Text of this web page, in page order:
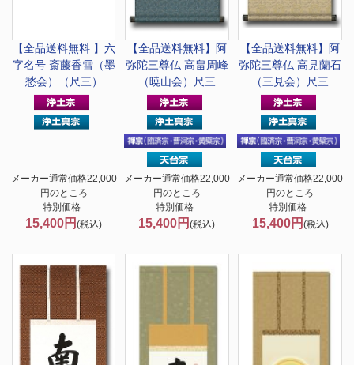
【全品送料無料 】 六
字名号 斎藤香雪（墨
愁会）（尺三）
メーカー通常価格22,000
円のところ
特別価格
15,400円(税込)
【全品送料無料】
阿
弥陀三尊仏 高畠周峰
（暁山会）尺三
メーカー通常価格22,000
円のところ
特別価格
15,400円(税込)
【全品送料無料】
阿
弥陀三尊仏 高見蘭石
（三見会）尺三
メーカー通常価格22,000
円のところ
特別価格
15,400円 (税込)